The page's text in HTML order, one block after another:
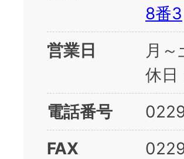
8番3
営業日
月
休日
電話番号
FAX